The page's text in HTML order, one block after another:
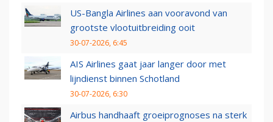
US-Bangla Airlines aan vooravond van
grootste vlootuitbreiding ooit
30-07-2026, 6:45
AIS Airlines gaat jaar langer door met
lijndienst binnen Schotland
30-07-2026, 6:30
Airbus handhaaft groeiprognoses na sterk